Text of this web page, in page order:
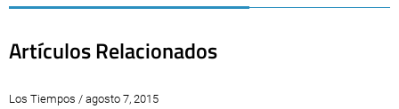
Artículos Relacionados
Los Tiempos / agosto 7, 2015